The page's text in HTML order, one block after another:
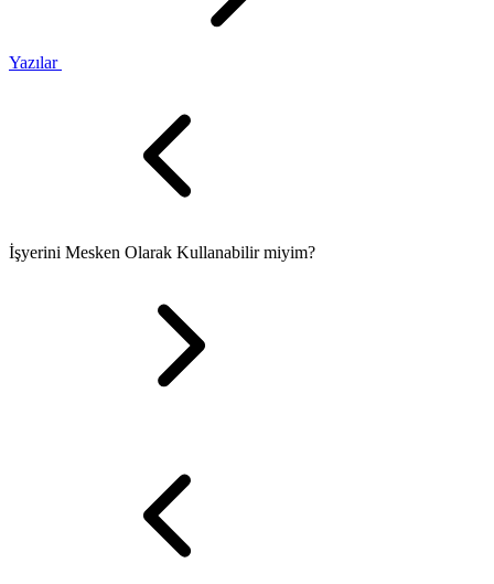
Yazılar
İşyerini Mesken Olarak Kullanabilir miyim?